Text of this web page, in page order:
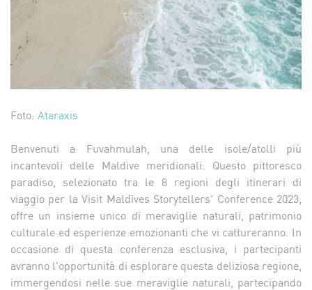
Foto: Ataraxis
Benvenuti a Fuvahmulah, una delle isole/atolli più
incantevoli delle Maldive meridionali. Questo pittoresco
paradiso, selezionato tra le 8 regioni degli itinerari di
viaggio per la Visit Maldives Storytellers' Conference 2023,
offre un insieme unico di meraviglie naturali, patrimonio
culturale ed esperienze emozionanti che vi cattureranno. In
occasione di questa conferenza esclusiva, i partecipanti
avranno l'opportunità di esplorare questa deliziosa regione,
immergendosi nelle sue meraviglie naturali, partecipando